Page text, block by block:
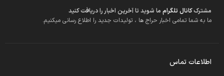
مشترککانال تلگرام ما شوید تا آخرین اخبار را دریافت کنید
ما به شما تمامی اخبار حراج ها ، تولیدات جدید را اطلاع رسانی میکنیم.
اطلاعات تماس